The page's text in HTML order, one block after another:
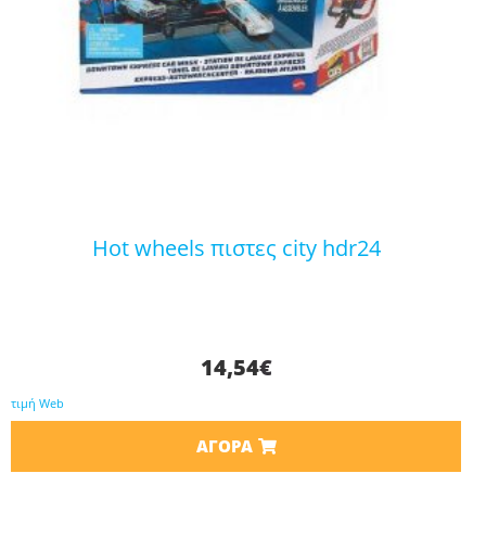
hot wheels πιστες city hdr24
14,54€
τιμή Web
ΑΓΟΡΆ